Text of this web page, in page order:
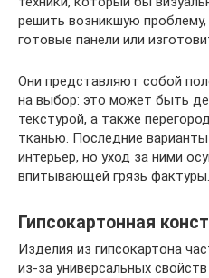
решить возникшую
готовые панели или
Они представляют собой
на выбор: это может быть
текстурой, а также
тканью. Последние
интерьер, но уход за ними
впитывающей грязь фактуры.
Гипсокартонная
Изделия из гипсокартона
из-за универсальных